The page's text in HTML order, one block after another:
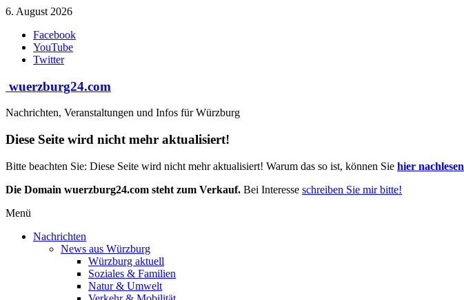
Zum
springen
6. August 2026
Facebook
YouTube
Twitter
wuerzburg24.com
Nachrichten, Veranstaltungen und Infos für Würzburg
Diese Seite wird nicht mehr aktualisiert!
Bitte beachten Sie: Diese Seite wird nicht mehr aktualisiert! Warum das so ist, können Sie hier nachlesen
Die Domain wuerzburg24.com steht zum Verkauf. Bei Interesse schreiben Sie mir bitte!
Menü
Nachrichten
News aus Würzburg
Würzburg aktuell
Soziales & Familien
Natur & Umwelt